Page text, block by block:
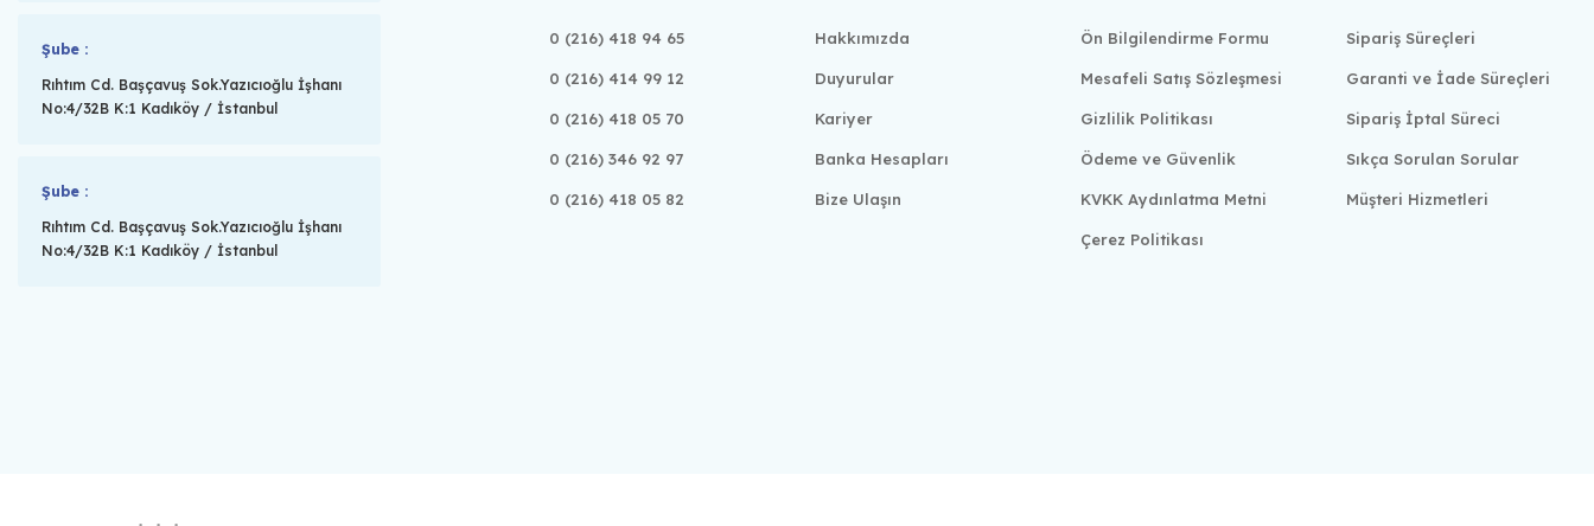
Şube :
Rıhtım Cd. Başçavuş Sok.Yazıcıoğlu İşhanı
No:4/32B K:1 Kadıköy / İstanbul
Şube :
Rıhtım Cd. Başçavuş Sok.Yazıcıoğlu İşhanı
No:4/32B K:1 Kadıköy / İstanbul
0 (216) 418 94 65
0 (216) 414 99 12
0 (216) 418 05 70
0 (216) 346 92 97
0 (216) 418 05 82
Hakkımızda
Duyurular
Kariyer
Banka Hesapları
Bize Ulaşın
Ön Bilgilendirme Formu
Mesafeli Satış Sözleşmesi
Gizlilik Politikası
Ödeme ve Güvenlik
KVKK Aydınlatma Metni
Çerez Politikası
Sipariş Süreçleri
Garanti ve İade Süreçleri
Sipariş İptal Süreci
Sıkça Sorulan Sorular
Müşteri Hizmetleri